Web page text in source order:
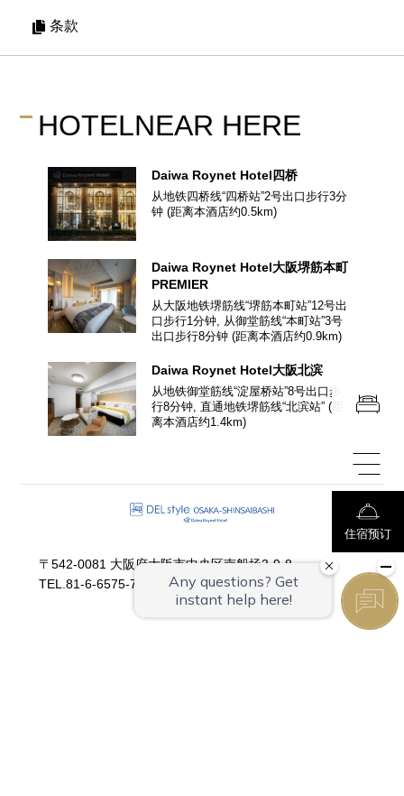
条款
HOTELNEAR HERE
Daiwa Roynet Hotel 四桥
从地铁四桥线“四桥站”2号出口步行3分
钟 (距离本酒店约0.5km)
Daiwa Roynet Hotel大阪堺筋本町
PREMIER
从大阪地铁堺筋线“堺筋本町站”12号出
口步行1分钟, 从御堂筋线“本町站”3号
出口步行8分钟 (距离本酒店约0.9km)
Daiwa Roynet Hotel大阪北滨
从地铁御堂筋线“淀屋桥站”8号出口步
行8分钟, 直通地铁堺筋线“北滨站” (距
离本酒店约1.4km)
〒542-0081 大阪府大阪市中央区南船场3-9-8
TEL.81-6-6575-7155 FAX.81-6-6575-7166
住宿预订